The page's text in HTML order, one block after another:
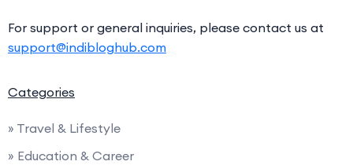
For support or general inquiries, please contact us at
support@indibloghub.com
Categories
» Travel & Lifestyle
» Education & Career